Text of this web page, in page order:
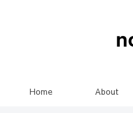
Home About